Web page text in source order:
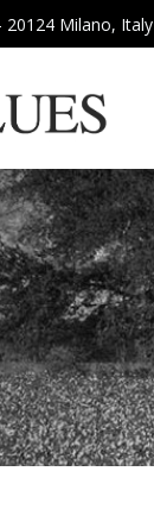
20124 Milano, Italy